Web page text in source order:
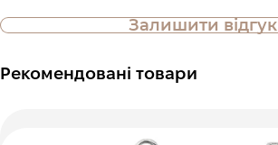
Залишити відгук
Рекомендовані товари